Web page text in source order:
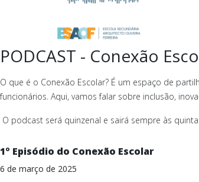
PODCAST - Conexão
O que é o Conexão Escolar? É um espaço de
funcionários. Aqui, vamos falar sobre inclusão,
O podcast será quinzenal e sairá sempre às
1º Episódio do Conexão Escolar
6 de março de 2025